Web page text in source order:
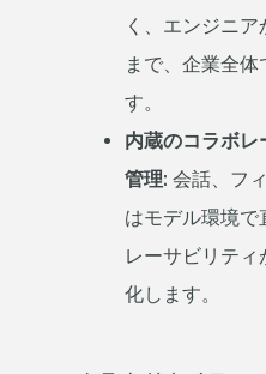
く、エンジニ
まで、企業全体
す。
内蔵のコラボ
管理: 会話、フ
はモデル環境で
レーサビリテ
化します。